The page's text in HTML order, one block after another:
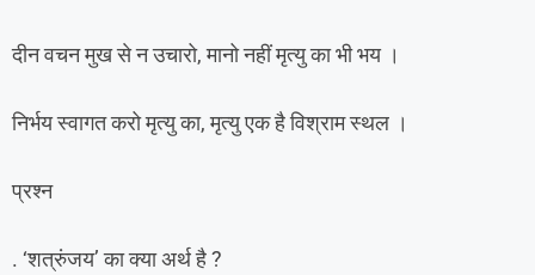
दीन वचन मुख से न उचारो, मानो नहीं मृत्यु का भी भय ।
निर्भय स्वागत करो मृत्यु का, मृत्यु एक है विश्राम स्थल ।
प्रश्न
. ‘शत्रुंजय’ का क्या अर्थ है ?